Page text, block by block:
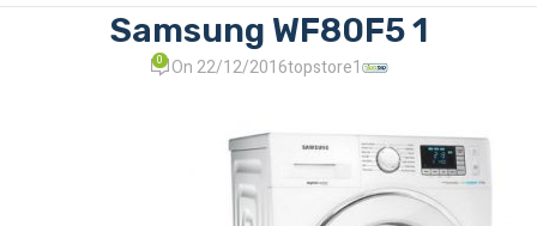
Samsung WF80F5 1
topstore1
On 22/12/2016
0